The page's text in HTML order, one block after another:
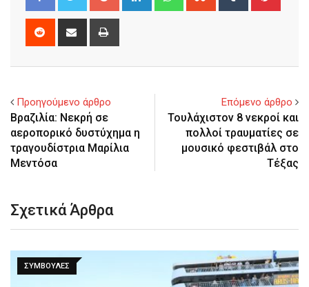
Reddit
Share
Προηγούμενο άρθρο
Βραζιλία: Νεκρή σε
αεροπορικό δυστύχημα η
τραγουδίστρια Μαρίλια
Μεντόσα
Επόμενο άρθρο
Τουλάχιστον 8 νεκροί και
πολλοί τραυματίες σε
μουσικό φεστιβάλ στο
Τέξας
Σχετικά Άρθρα
ΣΥΜΒΟΥΛΈΣ